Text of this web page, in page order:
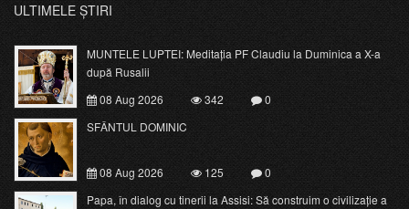
ULTIMELE ȘTIRI
MUNTELE LUPTEI: Meditația PF Claudiu la Duminica a X-a
după Rusalii
08 Aug 2026
342
0
SFÂNTUL DOMINIC
08 Aug 2026 125
0
Papa, în dialog cu tinerii la Assisi: Să construim o civilizație a